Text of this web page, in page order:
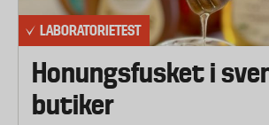
LABORATORIETEST
Honungsfusket i
butiker